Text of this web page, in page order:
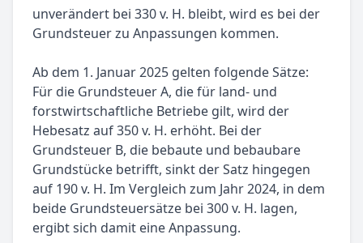
unverändert bei 330 v. H. bleibt, wird es bei der
Grundsteuer zu Anpassungen kommen.
Ab dem 1. Januar 2025 gelten folgende Sätze:
Für die Grundsteuer A, die für land- und
forstwirtschaftliche Betriebe gilt, wird der
Hebesatz auf 350 v. H. erhöht. Bei der
Grundsteuer B, die bebaute und bebaubare
Grundstücke betrifft, sinkt der Satz hingegen
auf 190 v. H. Im Vergleich zum Jahr 2024, in dem
beide Grundsteuersätze bei 300 v. H. lagen,
ergibt sich damit eine Anpassung.